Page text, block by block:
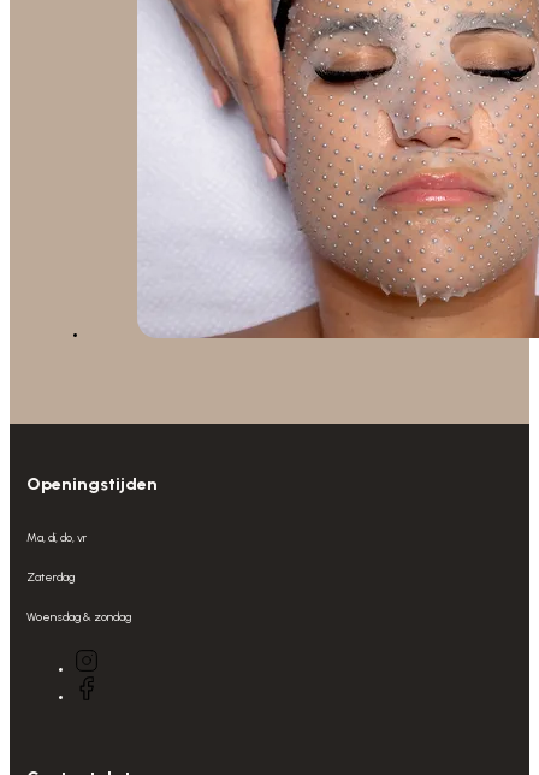
Openingstijden
Ma, di, do, vr
Zaterdag
Woensdag & zondag